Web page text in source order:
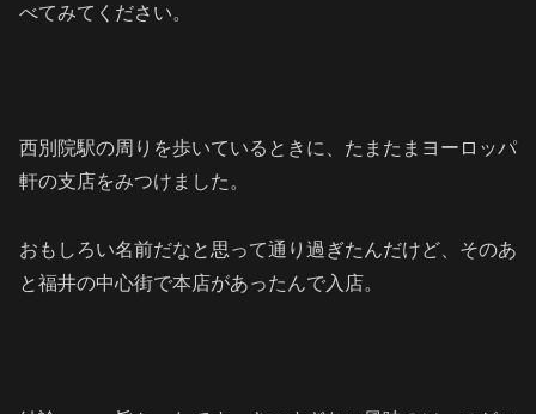
べてみてください。
西別院駅の周りを歩いているときに、たまたまヨーロッパ
軒の支店をみつけました。
おもしろい名前だなと思って通り過ぎたんだけど、そのあ
と福井の中心街で本店があったんで入店。